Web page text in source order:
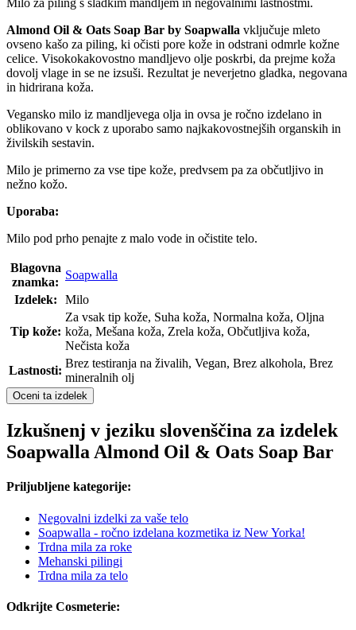
Milo za piling s sladkim mandljem in negovalnimi lastnostmi.
Almond Oil & Oats Soap Bar by Soapwalla vključuje mleto
ovseno kašo za piling, ki očisti pore kože in odstrani odmrle kožne
celice. Visokokakovostno mandljevo olje poskrbi, da prejme koža
dovolj vlage in se ne izsuši. Rezultat je neverjetno gladka, negovana
in hidrirana koža.
Vegansko milo iz mandljevega olja in ovsa je ročno izdelano in
oblikovano v kock z uporabo samo najkakovostnejših organskih in
živilskih sestavin.
Milo je primerno za vse tipe kože, predvsem pa za občutljivo in
nežno kožo.
Uporaba:
Milo pod prho penajte z malo vode in očistite telo.
Blagovna
znamka:
Soapwalla
Izdelek:
Milo
Tip kože:
Za vsak tip kože, Suha koža, Normalna koža, Oljna
koža, Mešana koža, Zrela koža, Občutljiva koža,
Nečista koža
Lastnosti:
Brez testiranja na živalih, Vegan, Brez alkohola, Brez
mineralnih olj
Oceni ta izdelek
Izkušnenj v jeziku slovenščina za izdelek
Soapwalla Almond Oil & Oats Soap Bar
Priljubljene kategorije:
Negovalni izdelki za vaše telo
Soapwalla - ročno izdelana kozmetika iz New Yorka!
Trdna mila za roke
Mehanski pilingi
Trdna mila za telo
Odkrijte Cosmeterie: